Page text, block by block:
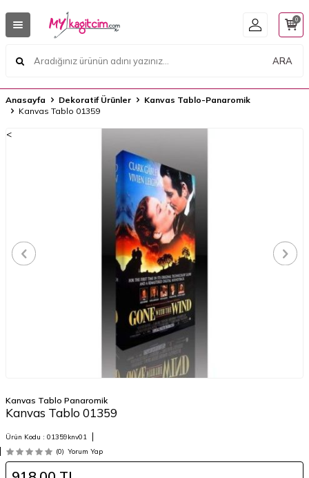
ARA
0
Anasayfa Dekoratif Ürünler
Kanvas Tablo-Panaromik
Kanvas Tablo 01359
<
Kanvas Tablo Panaromik
Kanvas Tablo 01359
Ürün Kodu : 01359knv01
(0) Yorum Yap